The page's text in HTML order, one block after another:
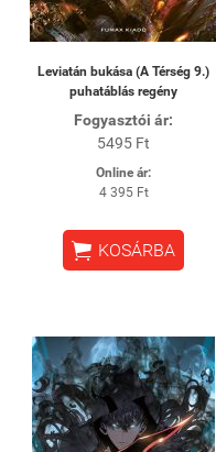
Leviatán bukása (A Térség 9.)
puhatáblás regény
Fogyasztói ár:
5495 Ft
Online ár:
4 395 Ft
 KOSÁRBA